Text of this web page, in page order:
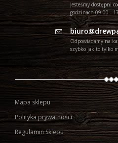
Jesteśmy dostępni
godzinach 09:00 -
Odpowiadamy na
szybko jak to tylko
Mapa sklepu
Polityka prywatności
Regulamin Sklepu